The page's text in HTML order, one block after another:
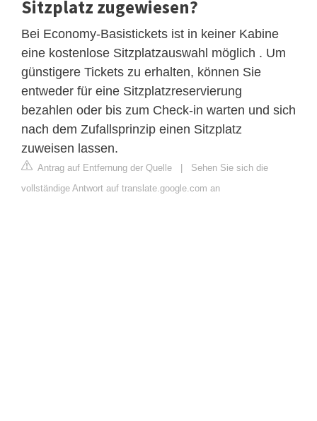
Sitzplatz zugewiesen?
Bei Economy-Basistickets ist in keiner Kabine
eine kostenlose Sitzplatzauswahl möglich . Um
günstigere Tickets zu erhalten, können Sie
entweder für eine Sitzplatzreservierung
bezahlen oder bis zum Check-in warten und sich
nach dem Zufallsprinzip einen Sitzplatz
zuweisen lassen.
Antrag auf Entfernung der Quelle | Sehen Sie sich die
vollständige Antwort auf translate.google.com an